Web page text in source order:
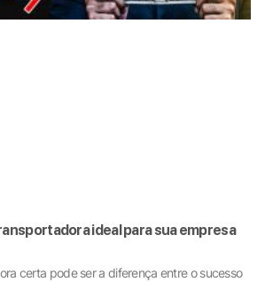
ideal para sua empresa
certa pode ser a diferença entre o sucesso